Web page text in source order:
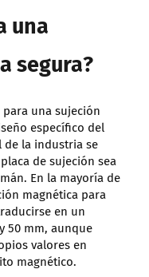
una
segura?
una sujeción
específico del
de la industria se
de sujeción sea
En la mayoría de
magnética para
en un
50 mm, aunque
valores en
magnético.